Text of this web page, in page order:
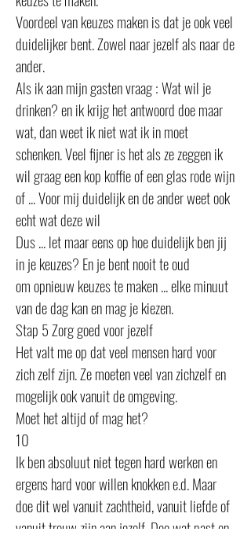
Voordeel van keuzes maken is dat je ook veel
duidelijker bent. Zowel naar jezelf als naar de
ander.
Als ik aan mijn gasten vraag : Wat wil je
drinken? en ik krijg het antwoord doe maar
wat, dan weet ik niet wat ik in moet
schenken. Veel fijner is het als ze zeggen ik
wil graag een kop koffie of een glas rode wijn
of ... Voor mij duidelijk en de ander weet ook
echt wat deze wil
Dus ... let maar eens op hoe duidelijk ben jij
in je keuzes? En je bent nooit te oud
om opnieuw keuzes te maken ... elke minuut
van de dag kan en mag je kiezen.
Stap 5 Zorg goed voor jezelf
Het valt me op dat veel mensen hard voor
zich zelf zijn. Ze moeten veel van zichzelf en
mogelijk ook vanuit de omgeving.
Moet het altijd of mag het?
10
Ik ben absoluut niet tegen hard werken en
ergens hard voor willen knokken e.d. Maar
doe dit wel vanuit zachtheid, vanuit liefde of
vanuit trouw zijn aan jezelf. Doe wat past en